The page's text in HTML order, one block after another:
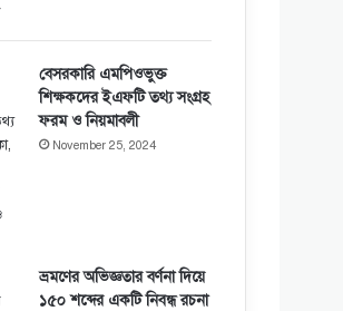
বেসরকারি এমপিওভুক্ত
শিক্ষকদের ইএফটি তথ্য সংগ্রহ
ফরম ও নিয়মাবলী
November 25, 2024
ভ্রমণের অভিজ্ঞতার বর্ণনা দিয়ে
১৫০ শব্দের একটি নিবন্ধ রচনা